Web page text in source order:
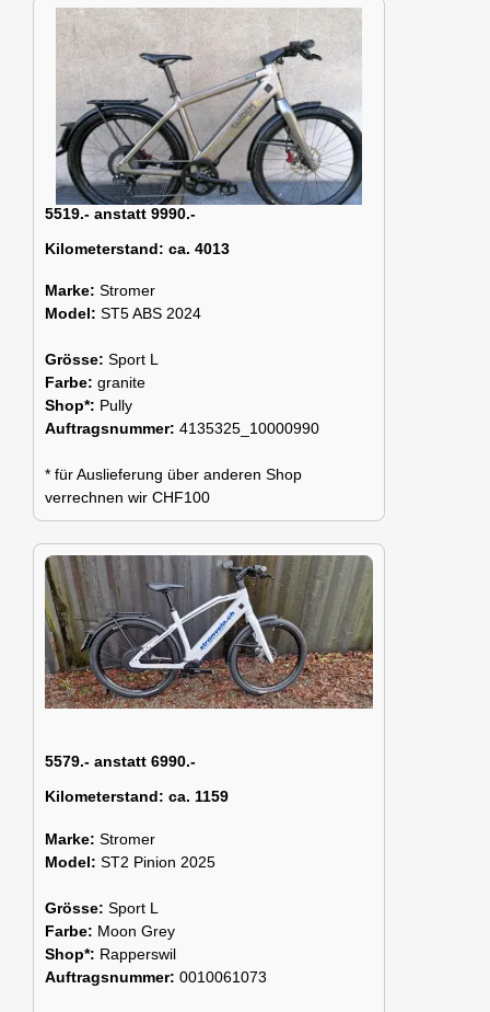
5519.- anstatt 9990.-
Kilometerstand: ca. 4013
Marke: Stromer
Model: ST5 ABS 2024
Grösse: Sport L
Farbe: granite
Shop*: Pully
Auftragsnummer: 4135325_10000990
* für Auslieferung über anderen Shop
verrechnen wir CHF100
5579.- anstatt 6990.-
Kilometerstand: ca. 1159
Marke: Stromer
Model: ST2 Pinion 2025
Grösse: Sport L
Farbe: Moon Grey
Shop*: Rapperswil
Auftragsnummer: 0010061073